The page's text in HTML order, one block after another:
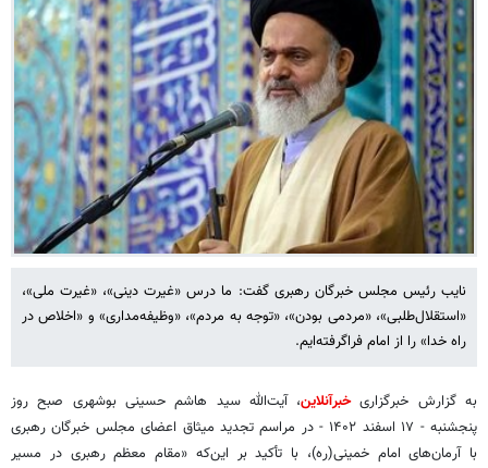
نایب رئیس مجلس خبرگان رهبری گفت: ما درس «غیرت دینی»، «غیرت ملی»،
«استقلال‌طلبی»، «مردمی بودن»، «توجه به مردم»، «وظیفه‌مداری» و «اخلاص در
راه خدا» را از امام فراگرفته‌ایم.
به گزارش خبرگزاریخبرآنلاین، آیت‌الله سید هاشم حسینی بوشهری صبح روز
پنجشنبه - ۱۷ اسفند ۱۴۰۲ - در مراسم تجدید میثاق اعضای مجلس خبرگان رهبری
با آرمان‌های امام خمینی(ره)، با تأکید بر این‌که «مقام معظم رهبری در مسیر